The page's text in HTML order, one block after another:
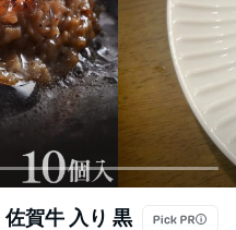
賀牛 入り 黒